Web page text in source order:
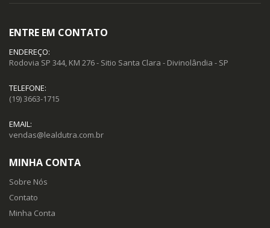
ENTRE EM CONTATO
ENDEREÇO:
Rodovia SP 344, KM 276 - Sitio Santa Clara - Divinolândia - SP
TELEFONE:
(19) 3663-1715
EMAIL:
vendas@lealdutra.com.br
MINHA CONTA
Sobre Nós
Contato
Minha Conta